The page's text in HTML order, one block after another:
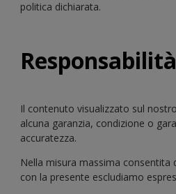
politica dichiarata.
Responsabilità
Il contenuto visualizzato sul
alcuna garanzia, condizione o
accuratezza.
Nella misura massima consentita
con la presente escludiamo